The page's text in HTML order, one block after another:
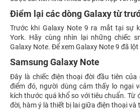
Điểm lại các dòng Galaxy từ
Trước khi Galaxy Note 9 ra mắt tại sự
York. Hãy cùng nhìn lại những chiếc
Galaxy Note. Để xem Galaxy Note 9 đã
Samsung Galaxy Note
Đây là chiếc điện thoại đời đầu tiên của
điểm đó, người dùng cảm thấy lo ngại
kích thước quá khổ so với tiêu chuẩn. Từ
đời, hàm ý là thiết bị lai giữa điện thoại và